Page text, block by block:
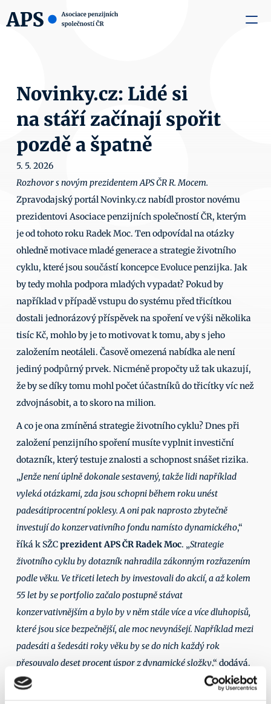
Novinky.cz: Lidé si
na stáří začínají spořit
pozdě a špatně
5. 5. 2026
Rozhovor s novým prezidentem APS ČR R. Mocem.
Zpravodajský portál Novinky.cz nabídl prostor novému
prezidentovi Asociace penzijních společností ČR, kterým
je od tohoto roku Radek Moc. Ten odpovídal na otázky
ohledně motivace mladé generace a strategie životního
cyklu, které jsou součástí koncepce Evoluce penzijka. Jak
by tedy mohla podpora mladých vypadat? Pokud by
například v případě vstupu do systému před třicítkou
dostali jednorázový příspěvek na spoření ve výši několika
tisíc Kč, mohlo by je to motivovat k tomu, aby s jeho
založením neotáleli. Časově omezená nabídka ale není
jediný podpůrný prvek. Nicméně propočty už tak ukazují,
že by se díky tomu mohl počet účastníků do třicítky víc než
zdvojnásobit, a to skoro na milion.
A co je ona zmíněná strategie životního cyklu? Dnes při
založení penzijního spoření musíte vyplnit investiční
dotazník, který testuje znalosti a schopnost snášet rizika.
„Jenže není úplně dokonale sestavený, takže lidi například
vyleká otázkami, zda jsou schopni během roku unést
padesátiprocentní poklesy. A oni pak naprosto zbytečně
investují do konzervativního fondu namísto dynamického,“
říká k SŽC prezident APS ČR Radek Moc. „Strategie
životního cyklu by dotazník nahradila zákonným rozřazením
podle věku. Ve třiceti letech by investovali do akcií, a až kolem
55 let by se portfolio začalo postupně stávat
konzervativnějším a bylo by v něm stále více a více dluhopisů,
které jsou sice bezpečnější, ale moc nevynášejí. Například mezi
padesáti a šedesáti roky věku by se do nich každý rok
přesouvalo deset procent úspor z dynamické složky,“ dodává.
Celý rozhovor si můžete přečíst na webu Novinky.cz zde.